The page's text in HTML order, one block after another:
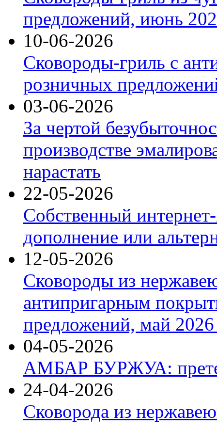
предложений, июнь
10-06-2026
Сковороды-гриль с
розничных
03-06-2026
За чертой
производстве
нарастать
22-05-2026
Собственный
дополнение или
12-05-2026
Сковороды из
антипригарным
предложений, май 2026
04-05-2026
АМБАР БУРЖУА:
24-04-2026
Сковорода из